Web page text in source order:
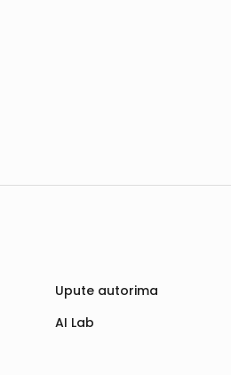
Upute autorima
AI Lab